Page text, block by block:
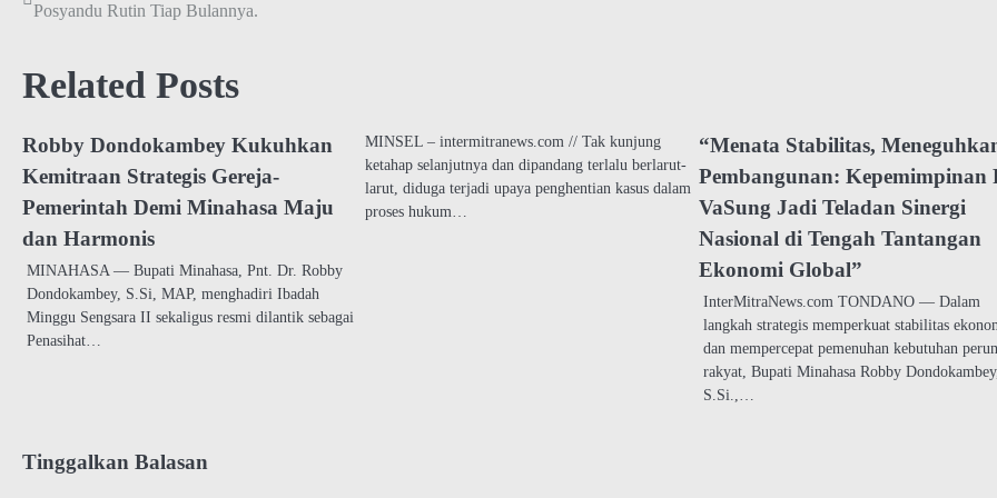
Posyandu Rutin Tiap Bulannya.
Related Posts
Robby Dondokambey Kukuhkan
Kemitraan Strategis Gereja-
Pemerintah Demi Minahasa Maju
dan Harmonis
MINAHASA — Bupati Minahasa, Pnt. Dr. Robby
Dondokambey, S.Si, MAP, menghadiri Ibadah
Minggu Sengsara II sekaligus resmi dilantik sebagai
Penasihat…
MINSEL – intermitranews.com // Tak kunjung
ketahap selanjutnya dan dipandang terlalu berlarut-
larut, diduga terjadi upaya penghentian kasus dalam
proses hukum…
“Menata Stabilitas,
Pembangunan: Kepemimpinan
VaSung Jadi Teladan Sinergi
Nasional di Tengah Tantangan
Ekonomi Global”
InterMitraNews.com TONDANO — Dalam
langkah strategis memperkuat stabilitas
dan mempercepat pemenuhan kebutuhan
rakyat, Bupati Minahasa Robby
S.Si.,…
Tinggalkan Balasan